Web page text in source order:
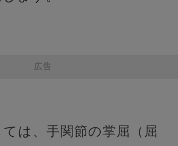
広告
は、手関節の掌屈（屈